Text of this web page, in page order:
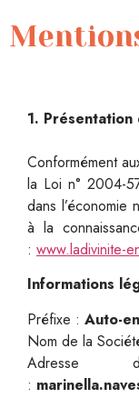
1. Présentation
Conformément
la Loi n° 2004-
dans l’économie
à la
: www.ladivinite-
Informations
Préfixe : Auto-
Nom de la
Adresse
: